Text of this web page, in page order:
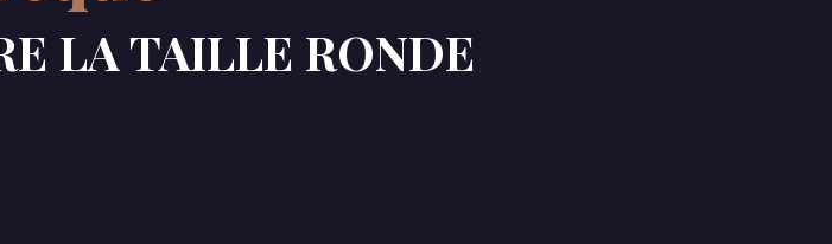
LA TAILLE RONDE